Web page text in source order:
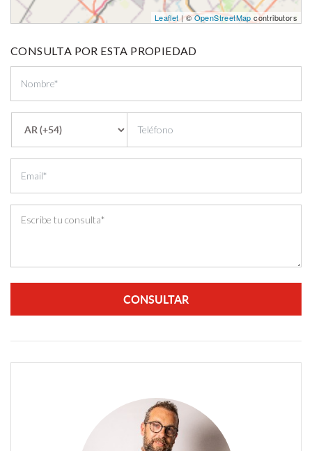
Leaflet| ©OpenStreetMap contributors
CONSULTA POR ESTA PROPIEDAD
CONSULTAR